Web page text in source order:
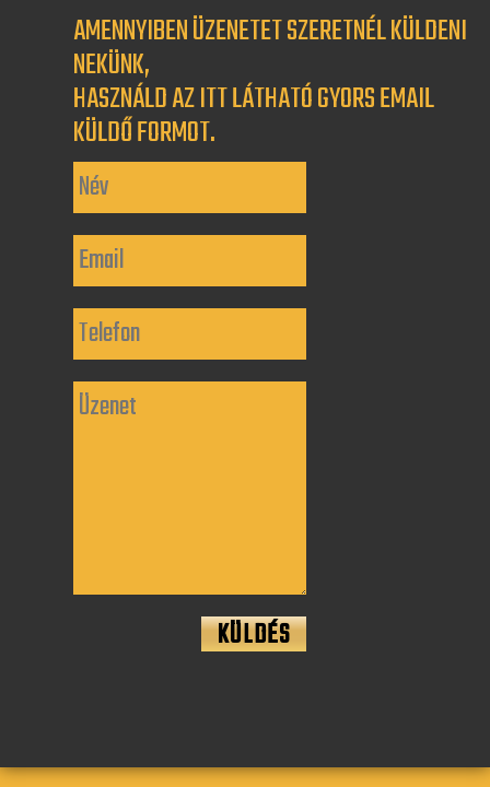
AMENNYIBEN ÜZENETET SZERETNÉL KÜLDENI
NEKÜNK,
HASZNÁLD AZ ITT LÁTHATÓ GYORS EMAIL
KÜLDŐ FORMOT.
KÜLDÉS